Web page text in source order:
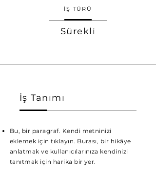
İŞ TÜRÜ
Sürekli
İş Tanımı
Bu, bir paragraf. Kendi metninizi
eklemek için tıklayın. Burası, bir hikâye
anlatmak ve kullanıcılarınıza kendinizi
tanıtmak için harika bir yer.